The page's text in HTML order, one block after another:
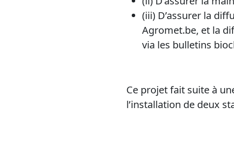
(iii) D’assurer la
Agromet.be, et la
via les bulletins
Ce projet fait suite à
l’installation de deux